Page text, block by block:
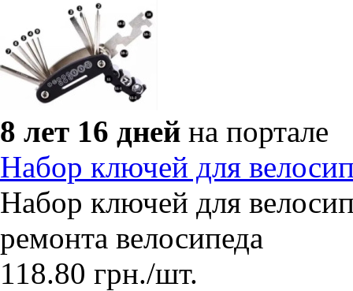
8 лет 16 дней на портале
Набор ключей для
Набор ключей для
ремонта велосипеда
118.80 грн./шт.